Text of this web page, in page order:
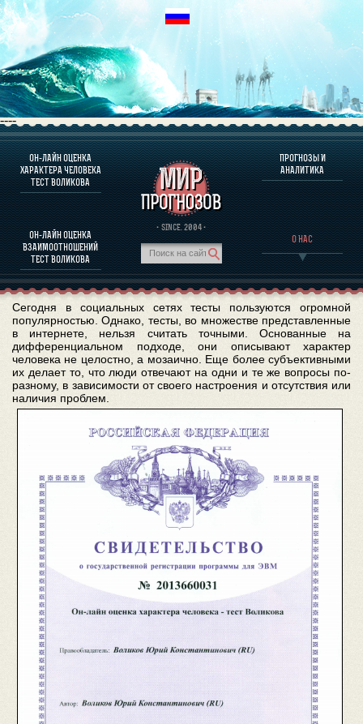
----
ОН-ЛАЙН ОЦЕНКА
ХАРАКТЕРА ЧЕЛОВЕКА
ТЕСТ ВОЛИКОВА
ОН-ЛАЙН ОЦЕНКА
ВЗАИМООТНОШЕНИЙ
ТЕСТ ВОЛИКОВА
· SINCE. 2004 ·
ПРОГНОЗЫ И
АНАЛИТИКА
О НАС
О ПРОГРАММЕ
ОЦЕНКА ХАРАКТЕРA ЧЕЛОВЕКА
ОЦЕНКА ХАРАКТЕРА ВЫДАЮЩИХСЯ ЛИЧНОСТЕЙ
О ПРОГРАММЕ
ПРОГНОЗЫ И АНАЛИТИКА
Сегодня в социальных сетях тесты пользуются огромной
популярностью. Однако, тесты, во множестве представленные
в интернете, нельзя считать точными. Основанные на
дифференциальном подходе, они описывают характер
человека не целостно, а мозаично. Еще более субъективными
их делает то, что люди отвечают на одни и те же вопросы по-
разному, в зависимости от своего настроения и отсутствия или
наличия проблем.